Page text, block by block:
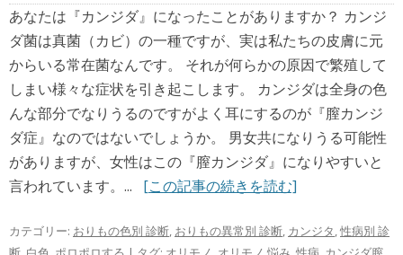
あなたは『カンジダ』になったことがありますか？ カンジ
ダ菌は真菌（カビ）の一種ですが、実は私たちの皮膚に元
からいる常在菌なんです。 それが何らかの原因で繁殖して
しまい様々な症状を引き起こします。 カンジダは全身の色
んな部分でなりうるのですがよく耳にするのが『膣カンジ
ダ症』なのではないでしょうか。 男女共になりうる可能性
がありますが、女性はこの『膣カンジダ』になりやすいと
言われています。... [この記事の続きを読む]
カテゴリー: おりもの色別 診断, おりもの異常別 診断, カンジタ,性病別 診